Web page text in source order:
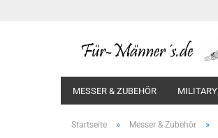
MESSER & ZUBEHÖR MILITARY
Startseite » Messer & Zubehör »